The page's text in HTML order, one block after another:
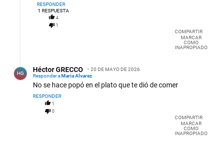
argentinos de a pie
RESPONDER
1 RESPUESTA
4
1
COMPARTIR
MARCAR
COMO
INAPROPIADO
HG Héctor GRECCO
20 DE MAYO DE 2026
Responder aMaria Alvarez
No se hace popó en el plato que te dió de comer
RESPONDER
1
0
COMPARTIR
MARCAR
COMO
INAPROPIADO